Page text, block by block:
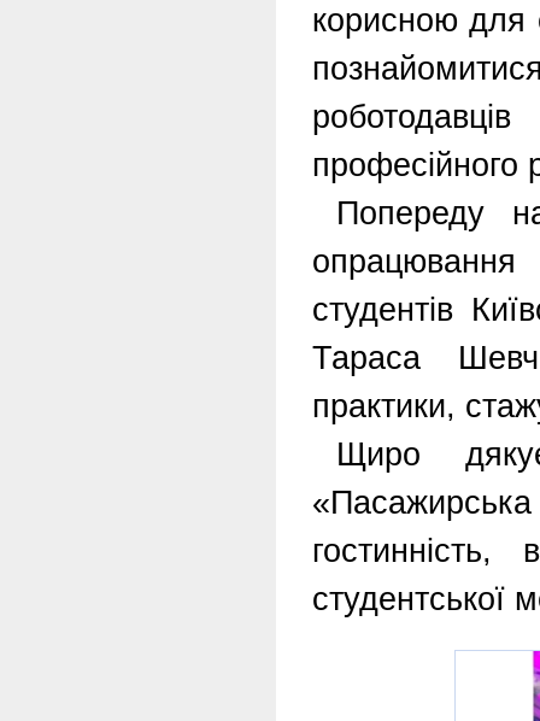
корисною для
професійного
Попереду
опрацювання
студентів
Тараса
практики,
Щиро
гостинність,
студентської